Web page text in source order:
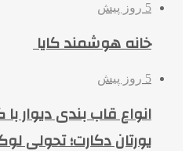
5 روز پیش
خانه هوشمند کایا
5 روز پیش
انواع قاب بندی دیوار
یورتان دکارت؛ تحولی